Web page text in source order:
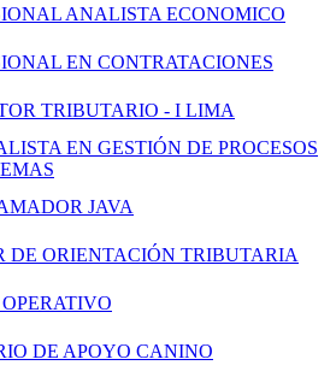
ANALISTA ECONOMICO
EN CONTRATACIONES
TRIBUTARIO - I LIMA
EN GESTIÓN DE PROCESOS
JAVA
DE ORIENTACIÓN TRIBUTARIA
DE APOYO CANINO